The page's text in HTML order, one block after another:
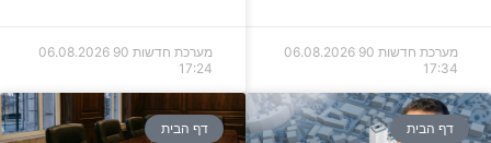
מערכת חדשות 90
06.08.2026
17:34
מערכת חדשות 90
06.08.2026
17:24
דף הבית דף הבית